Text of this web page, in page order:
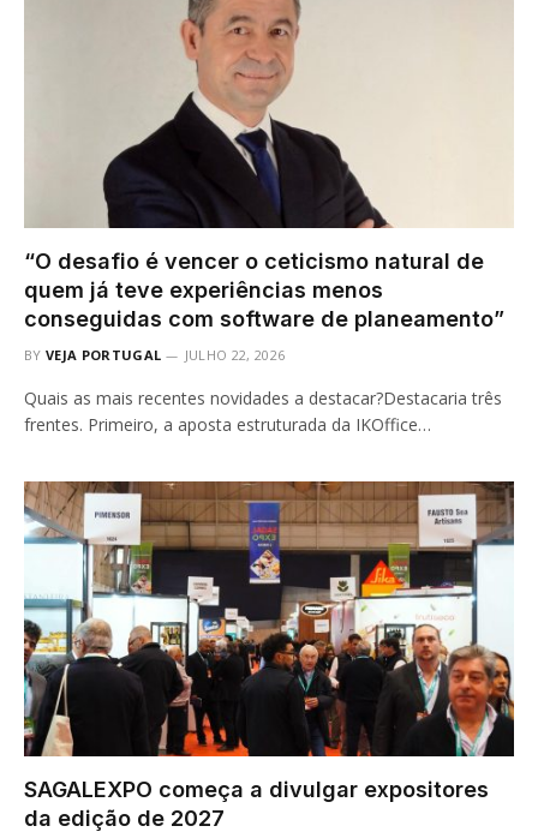
“O desafio é vencer o ceticismo natural de
quem já teve experiências menos
conseguidas com software de planeamento”
BY VEJA PORTUGAL JULHO 22, 2026
Quais as mais recentes novidades a destacar?Destacaria três
frentes. Primeiro, a aposta estruturada da IKOffice…
SAGALEXPO começa a divulgar expositores
da edição de 2027